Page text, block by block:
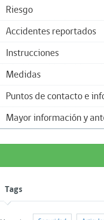
Riesgo
Accidentes reportados
Instrucciones
Medidas
Puntos de contacto e
Mayor información y
Tags